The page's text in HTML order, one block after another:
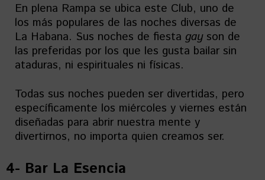
En plena Rampa se ubica este Club, uno de
los más populares de las noches diversas de
La Habana. Sus noches de fiesta gayson de
las preferidas por los que les gusta bailar sin
ataduras, ni espirituales ni físicas.
Todas sus noches pueden ser divertidas, pero
específicamente los miércoles y viernes están
diseñadas para abrir nuestra mente y
divertirnos, no importa quien creamos ser.
4- Bar La Esencia